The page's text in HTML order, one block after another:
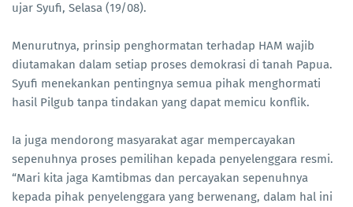
ujar Syufi, Selasa (19/08).
Menurutnya, prinsip penghormatan terhadap HAM wajib
diutamakan dalam setiap proses demokrasi di tanah Papua.
Syufi menekankan pentingnya semua pihak menghormati
hasil Pilgub tanpa tindakan yang dapat memicu konflik.
Ia juga mendorong masyarakat agar mempercayakan
sepenuhnya proses pemilihan kepada penyelenggara resmi.
“Mari kita jaga Kamtibmas dan percayakan sepenuhnya
kepada pihak penyelenggara yang berwenang, dalam hal ini